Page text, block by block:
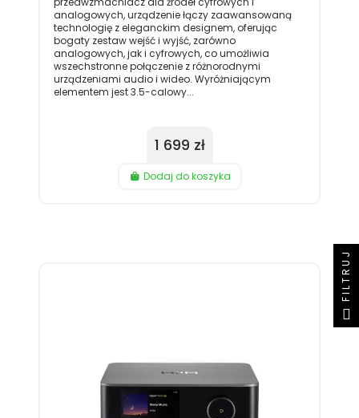
analogowych, urządzenie łączy zaawansowaną
technologię z eleganckim designem, oferując
bogaty zestaw wejść i wyjść, zarówno
analogowych, jak i cyfrowych, co umożliwia
wszechstronne połączenie z różnorodnymi
urządzeniami audio i wideo. Wyróżniającym
elementem jest 3.5-calowy...
1 699 zł
Dodaj do koszyka
FILTRUJ